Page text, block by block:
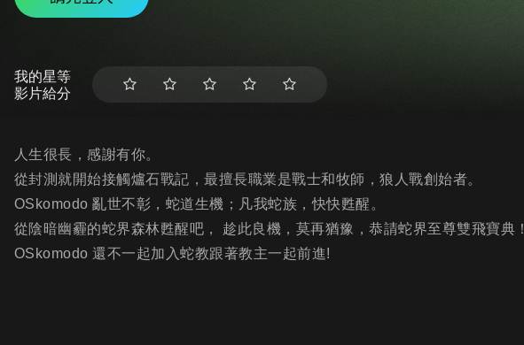
我的星等
影片給分
人生很長，感謝有你。
從封測就開始接觸爐石戰記，最擅長職業是戰士和牧師，狼人戰創始者。
OSkomodo 亂世不彰，蛇道生機；凡我蛇族，快快甦醒。
從陰暗幽霾的蛇界森林甦醒吧， 趁此良機，莫再猶豫，恭請蛇界至尊雙飛寶典！
OSkomodo 還不一起加入蛇教跟著教主一起前進!